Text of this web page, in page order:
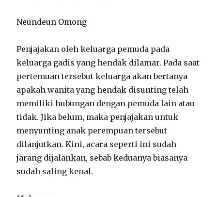
Neundeun Omong
Penjajakan oleh keluarga pemuda pada
keluarga gadis yang hendak dilamar. Pada saat
pertemuan tersebut keluarga akan bertanya
apakah wanita yang hendak disunting telah
memiliki hubungan dengan pemuda lain atau
tidak. Jika belum, maka penjajakan untuk
menyunting anak perempuan tersebut
dilanjutkan. Kini, acara seperti ini sudah
jarang dijalankan, sebab keduanya biasanya
sudah saling kenal.